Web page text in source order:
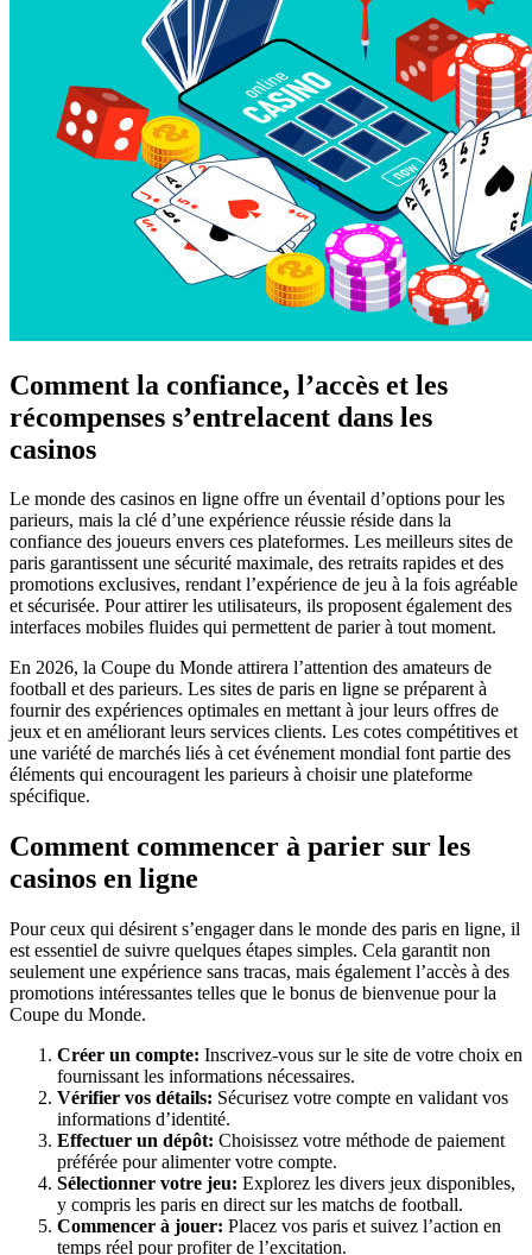
Comment la confiance, l’accès et les
récompenses s’entrelacent dans les
casinos
Le monde des casinos en ligne offre un éventail d’options pour les
parieurs, mais la clé d’une expérience réussie réside dans la
confiance des joueurs envers ces plateformes. Les meilleurs sites de
paris garantissent une sécurité maximale, des retraits rapides et des
promotions exclusives, rendant l’expérience de jeu à la fois agréable
et sécurisée. Pour attirer les utilisateurs, ils proposent également des
interfaces mobiles fluides qui permettent de parier à tout moment.
En 2026, la Coupe du Monde attirera l’attention des amateurs de
football et des parieurs. Les sites de paris en ligne se préparent à
fournir des expériences optimales en mettant à jour leurs offres de
jeux et en améliorant leurs services clients. Les cotes compétitives et
une variété de marchés liés à cet événement mondial font partie des
éléments qui encouragent les parieurs à choisir une plateforme
spécifique.
Comment commencer à parier sur les
casinos en ligne
Pour ceux qui désirent s’engager dans le monde des paris en ligne, il
est essentiel de suivre quelques étapes simples. Cela garantit non
seulement une expérience sans tracas, mais également l’accès à des
promotions intéressantes telles que le bonus de bienvenue pour la
Coupe du Monde.
Créer un compte: Inscrivez-vous sur le site de votre choix en
fournissant les informations nécessaires.
Vérifier vos détails: Sécurisez votre compte en validant vos
informations d’identité.
Effectuer un dépôt: Choisissez votre méthode de paiement
préférée pour alimenter votre compte.
Sélectionner votre jeu: Explorez les divers jeux disponibles,
y compris les paris en direct sur les matchs de football.
Commencer à jouer: Placez vos paris et suivez l’action en
temps réel pour profiter de l’excitation.